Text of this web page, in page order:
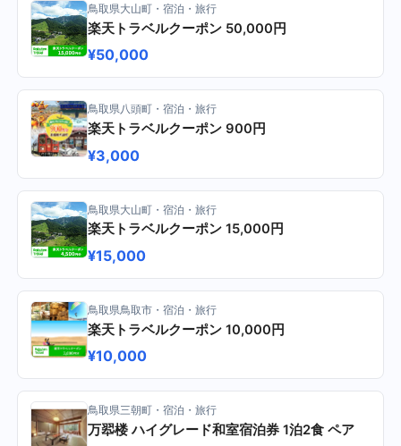
鳥取県大山町・宿泊・旅行
楽天トラベルクーポン 50,000円
¥50,000
鳥取県八頭町・宿泊・旅行
楽天トラベルクーポン 900円
¥3,000
鳥取県大山町・宿泊・旅行
楽天トラベルクーポン 15,000円
¥15,000
鳥取県鳥取市・宿泊・旅行
楽天トラベルクーポン 10,000円
¥10,000
鳥取県三朝町・宿泊・旅行
万翆楼 ハイグレード和室宿泊券 1泊2食 ペア